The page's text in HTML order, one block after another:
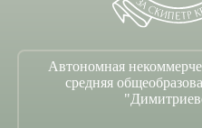
Автономная
средняя